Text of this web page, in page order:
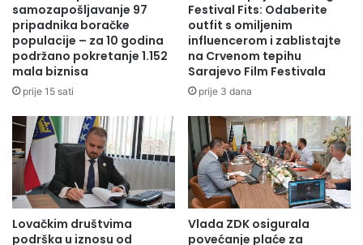
Ministarstvo za rad, socijalnu politiku i izbjeglice je za
obilježavanje Dječije nedjelje u ovom kantonu predvidjelo
sredstva u iznosu od 15.000 KM.
Press služba ZDK
samozapošljavanje 97
pripadnika boračke
populacije – za 10 godina
podržano pokretanje 1.152
mala biznisa
prije 15 sati
Festival Fits: Odaberite
outfit s omiljenim
influencerom i zablistajte
na Crvenom tepihu
Sarajevo Film Festivala
prije 3 dana
Lovačkim društvima
podrška u iznosu od
Vlada ZDK osigurala
povećanje plaće za